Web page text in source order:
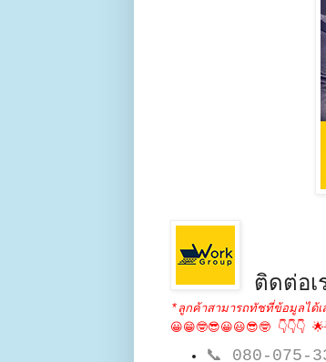
ติดต่อเ
*ลูกค้าสามารถทัชที่ข้อมูลได้เ
😀😁🤓😎😀😃😎🤓 👇👇👇
📞 080-075-